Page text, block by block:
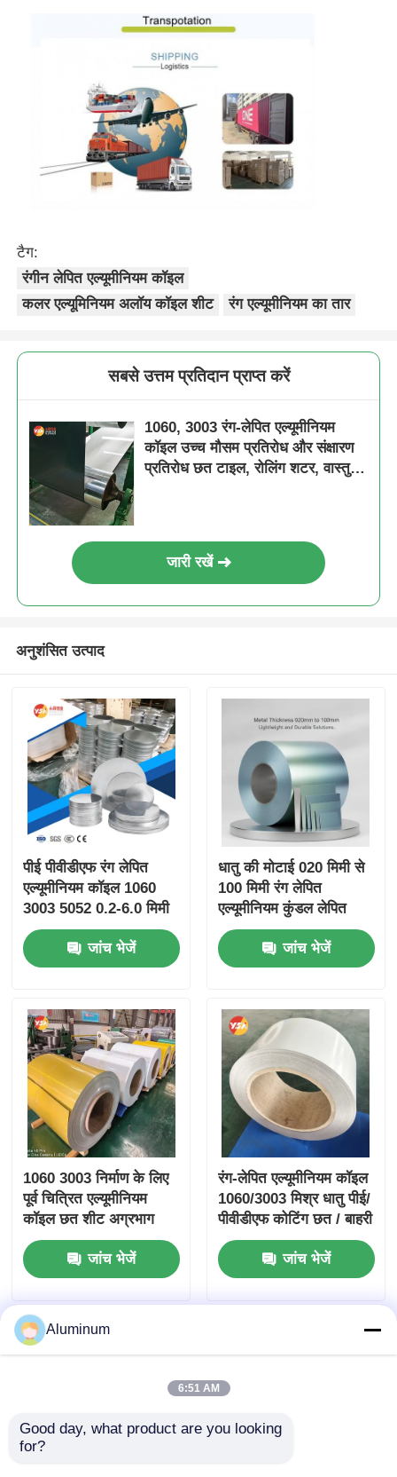
टैग:
रंगीन लेपित एल्यूमीनियम कॉइल
कलर एल्यूमिनियम अलॉय कॉइल शीट
रंग एल्यूमीनियम का तार
सबसे उत्तम प्रतिदान प्राप्त करें
1060, 3003 रंग-लेपित एल्यूमीनियम
कॉइल उच्च मौसम प्रतिरोध और संक्षारण
प्रतिरोध छत टाइल, रोलिंग शटर, वास्तु
जारी रखें
अनुशंसित उत्पाद
पीई पीवीडीएफ रंग लेपित
एल्यूमीनियम कॉइल 1060
3003 5052 0.2-6.0 मिमी
यूवी वेदर रेसिस्टेंट रूफिंग
गटर बिल्डिंग डेकोरेशन के
लिए
जांच भेजें
धातु की मोटाई 020 मिमी से
100 मिमी रंग लेपित
एल्यूमीनियम कुंडल लेपित
सामग्री हल्के और टिकाऊ
समाधान के लिए डिज़ाइन की
गई
जांच भेजें
1060 3003 निर्माण के लिए
पूर्व चित्रित एल्यूमीनियम
कॉइल छत शीट अग्रभाग
सामग्री
जांच भेजें
रंग-लेपित एल्यूमीनियम कॉइल
1060/3003 मिश्र धातु पीई/
पीवीडीएफ कोटिंग छत / बाहरी
दीवारों / छतों के लिए विशेष
जांच भेजें
Aluminum
6:51 AM
Good day, what product are you looking
for?